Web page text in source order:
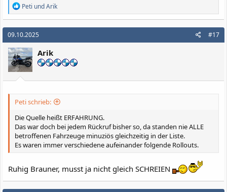
R
e
a
k
t
i
o
n
e
n
Peti undArik
09.10.2025 #17
Arik
Peti schrieb:
Die Quelle heißt ERFAHRUNG.
Das war doch bei jedem Rückruf bisher so, da standen nie ALLE
betroffenen Fahrzeuge minuziös gleichzeitig in der Liste.
Es waren immer verschiedene aufeinander folgende Rollouts.
Ruhig Brauner, musst ja nicht gleich SCHREIEN